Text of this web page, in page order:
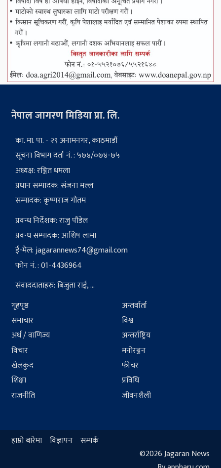
नेपाल जागरण मिडिया प्रा. लि.
का. मा. पा. - २९ अनामनगर, काठमाडौं
सूचना विभाग दर्ता नं. : ५७४/०७४-७५
अध्यक्ष: रञ्जित धमला
प्रधान सम्पादक: संजना मल्ल
सम्पादक: कृष्णराज गौतम
प्रवन्ध निर्देशक: राजु पौडेल
प्रवन्ध सम्पादक: आशिष लामा
ई-मेल:jagarannews74@gmail.com
फोन नं. : 01-4436964
संवाददाताहरु: बिजुता राई, ...
गृहपृष्ठ
समाचार
अर्थ / वाणिज्य
विचार
खेलकुद
शिक्षा
राजनीति
अन्तर्वार्ता
विश्व
अन्तर्राष्ट्रिय
मनोरञ्जन
फीचर
प्रविधि
जीवनशैली
हाम्रो बारेमा विज्ञापन सम्पर्क
©2026 Jagaran News